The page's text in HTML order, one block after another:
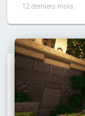
12 derniers mois.